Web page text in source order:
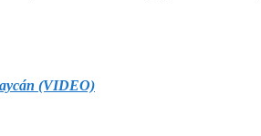
(VIDEO)